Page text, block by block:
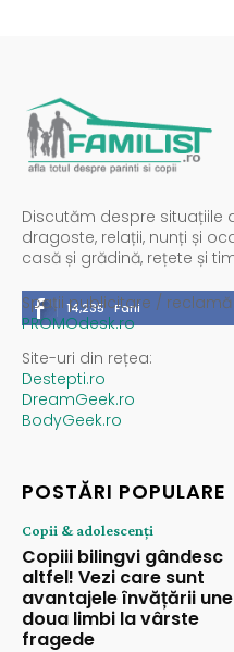
Discutăm despre situațiile
dragoste, relații, nunți și
casă și grădină, rețete și
14,235 Fani
Spații publicitare /
PROMOdesk.ro
Site-uri din rețea:
Destepti.ro
DreamGeek.ro
BodyGeek.ro
POSTĂRI POPULARE
Copii & adolescenți
Copiii bilingvi gândesc
altfel! Vezi care sunt
avantajele învățării
doua limbi la vârste
fragede